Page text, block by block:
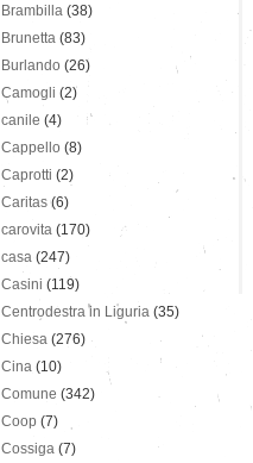
Brambilla (38)
Brunetta (83)
Burlando (26)
Camogli (2)
canile (4)
Cappello (8)
Caprotti (2)
Caritas (6)
carovita (170)
casa (247)
Casini (119)
Centrodestra in Liguria (35)
Chiesa (276)
Cina (10)
Comune (342)
Coop (7)
Cossiga (7)